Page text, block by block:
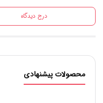
درج دیدگاه
محصولات پیشنهادی